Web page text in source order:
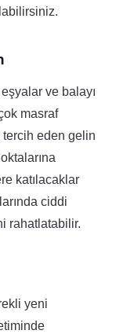
ve balayı
masraf
tercih eden gelin
katılacaklar
ciddi
rahatlatabilir.
yeni